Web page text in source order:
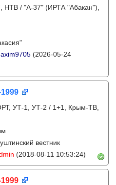
НТВ / "А-37" (ИРТА "Абакан"),
(2026-05-24
УТ-1, УТ-2 / 1+1, Крым-ТВ,
вестник
(2018-08-11 10:53:24)